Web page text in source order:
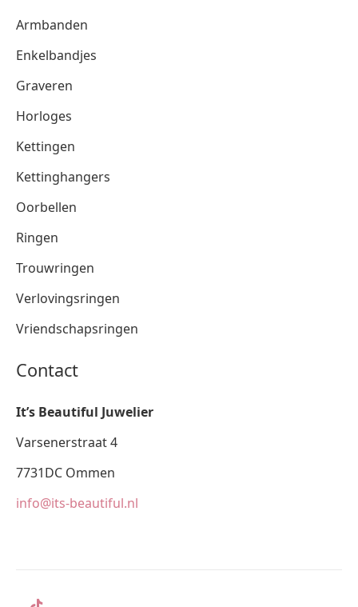
Armbanden
Enkelbandjes
Graveren
Horloges
Kettingen
Kettinghangers
Oorbellen
Ringen
Trouwringen
Verlovingsringen
Vriendschapsringen
Contact
It’s Beautiful Juwelier
Varsenerstraat 4
7731DC Ommen
info@its-beautiful.nl